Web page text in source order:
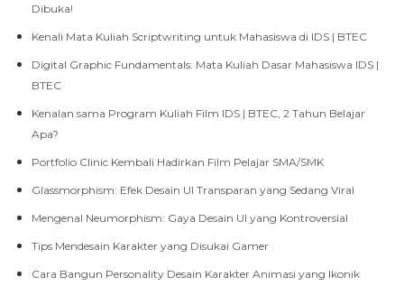
Dibuka!
Kenali Mata Kuliah Scriptwriting untuk Mahasiswa di IDS | BTEC
Digital Graphic Fundamentals: Mata Kuliah Dasar Mahasiswa IDS |
BTEC
Kenalan sama Program Kuliah Film IDS | BTEC, 2 Tahun Belajar
Apa?
Portfolio Clinic Kembali Hadirkan Film Pelajar SMA/SMK
Glassmorphism: Efek Desain UI Transparan yang Sedang Viral
Mengenal Neumorphism: Gaya Desain UI yang Kontroversial
Tips Mendesain Karakter yang Disukai Gamer
Cara Bangun Personality Desain Karakter Animasi yang Ikonik